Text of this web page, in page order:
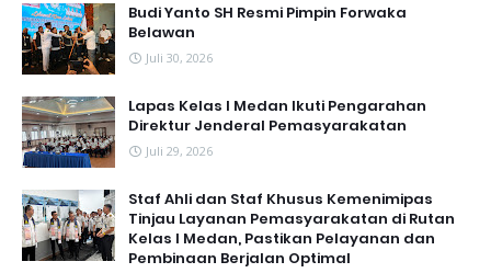
Budi Yanto SH Resmi Pimpin Forwaka
Belawan
Juli 30, 2026
Lapas Kelas I Medan Ikuti Pengarahan
Direktur Jenderal Pemasyarakatan
Juli 29, 2026
Staf Ahli dan Staf Khusus Kemenimipas
Tinjau Layanan Pemasyarakatan di Rutan
Kelas I Medan, Pastikan Pelayanan dan
Pembinaan Berjalan Optimal